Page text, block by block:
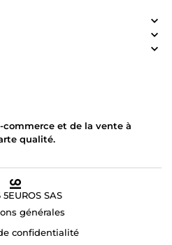
commerce et de la vente à
qualité.
SAS
générales
confidentialité